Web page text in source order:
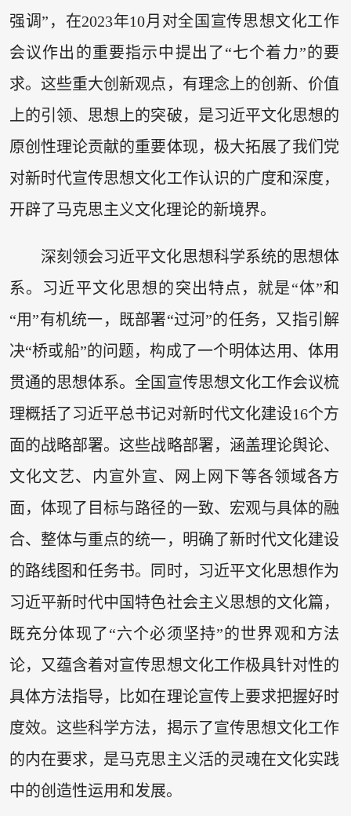
强调”，在2023年10月对全国宣传思想文化工作
会议作出的重要指示中提出了“七个着力”的要
求。这些重大创新观点，有理念上的创新、价值
上的引领、思想上的突破，是习近平文化思想的
原创性理论贡献的重要体现，极大拓展了我们党
对新时代宣传思想文化工作认识的广度和深度，
开辟了马克思主义文化理论的新境界。
深刻领会习近平文化思想科学系统的思想体
系。习近平文化思想的突出特点，就是“体”和
“用”有机统一，既部署“过河”的任务，又指引解
决“桥或船”的问题，构成了一个明体达用、体用
贯通的思想体系。全国宣传思想文化工作会议梳
理概括了习近平总书记对新时代文化建设16个方
面的战略部署。这些战略部署，涵盖理论舆论、
文化文艺、内宣外宣、网上网下等各领域各方
面，体现了目标与路径的一致、宏观与具体的融
合、整体与重点的统一，明确了新时代文化建设
的路线图和任务书。同时，习近平文化思想作为
习近平新时代中国特色社会主义思想的文化篇，
既充分体现了“六个必须坚持”的世界观和方法
论，又蕴含着对宣传思想文化工作极具针对性的
具体方法指导，比如在理论宣传上要求把握好时
度效。这些科学方法，揭示了宣传思想文化工作
的内在要求，是马克思主义活的灵魂在文化实践
中的创造性运用和发展。